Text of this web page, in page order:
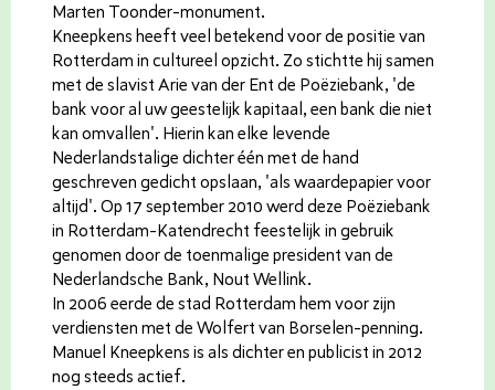
Marten Toonder-monument.
Kneepkens heeft veel betekend voor de positie van
Rotterdam in cultureel opzicht. Zo stichtte hij samen
met de slavist Arie van der Ent de Poëziebank, 'de
bank voor al uw geestelijk kapitaal, een bank die niet
kan omvallen'. Hierin kan elke levende
Nederlandstalige dichter één met de hand
geschreven gedicht opslaan, 'als waardepapier voor
altijd'. Op 17 september 2010 werd deze Poëziebank
in Rotterdam-Katendrecht feestelijk in gebruik
genomen door de toenmalige president van de
Nederlandsche Bank, Nout Wellink.
In 2006 eerde de stad Rotterdam hem voor zijn
verdiensten met de Wolfert van Borselen-penning.
Manuel Kneepkens is als dichter en publicist in 2012
nog steeds actief.